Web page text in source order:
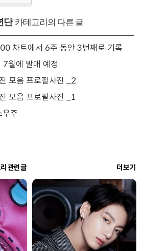
단' 카테고리의 다른 글
차트에서 6주 동안 3번째로 기록
7월에 발매 예정
모음 프로필사진 _2
모음 프로필사진 _1
주
관련 글 더보기